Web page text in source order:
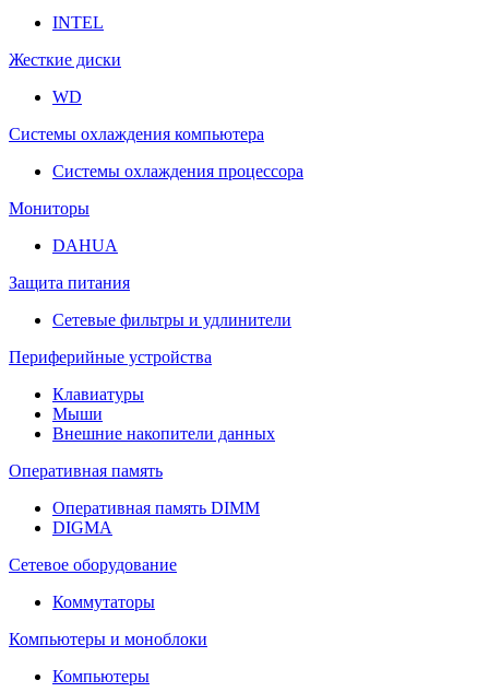
INTEL
Жесткие диски
WD
Системы охлаждения компьютера
Системы охлаждения процессора
Мониторы
DAHUA
Защита питания
Сетевые фильтры и удлинители
Периферийные устройства
Клавиатуры
Мыши
Внешние накопители данных
Оперативная память
Оперативная память DIMM
DIGMA
Сетевое оборудование
Коммутаторы
Компьютеры и моноблоки
Компьютеры